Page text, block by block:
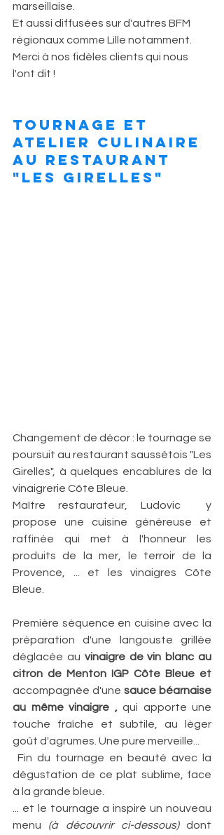
marseillaise.
Et aussi diffusées sur d'autres BFM
régionaux comme Lille notamment.
Merci à nos fidèles clients qui nous
l'ont dit !
tournage et
atelier culinaire
au RESTAURANT
"LES GIRELLES"
Changement de décor : le tournage se
poursuit au restaurant saussétois "Les
Girelles", à quelques encablures de la
vinaigrerie Côte Bleue.
Maître restaurateur, Ludovic  y
propose une cuisine généreuse et
raffinée qui met à l'honneur les
produits de la mer, le terroir de la
Provence, ... et les vinaigres Côte
Bleue.
Première séquence en cuisine avec la
préparation d'une langouste grillée
déglacée au vinaigre de vin blanc au
accompagnée d'une sauce béarnaise
au même vinaigre , qui apporte une
touche fraîche et subtile, au léger
goût d'agrumes. Une pure merveille...
dégustation de ce plat sublime, face
à la grande bleue.
... et le tournage a inspiré un nouveau
menu (à découvrir ci-dessous) dont